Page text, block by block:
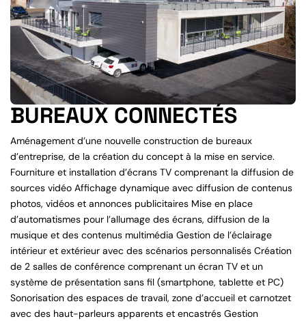
BUREAUX CONNECTÉS
Aménagement d’une nouvelle construction de bureaux
d’entreprise, de la création du concept à la mise en service.
Fourniture et installation d’écrans TV comprenant la diffusion de
sources vidéo Affichage dynamique avec diffusion de contenus
photos, vidéos et annonces publicitaires Mise en place
d’automatismes pour l’allumage des écrans, diffusion de la
musique et des contenus multimédia Gestion de l’éclairage
intérieur et extérieur avec des scénarios personnalisés Création
de 2 salles de conférence comprenant un écran TV et un
système de présentation sans fil (smartphone, tablette et PC)
Sonorisation des espaces de travail, zone d’accueil et carnotzet
avec des haut-parleurs apparents et encastrés Gestion